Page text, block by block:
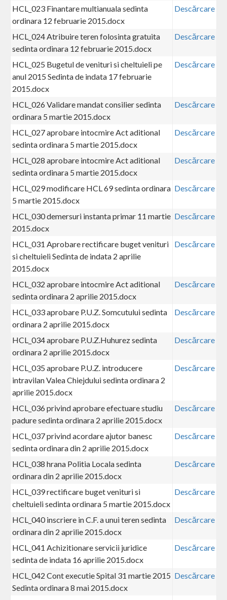
HCL_023 Finantare multianuala sedinta
ordinara 12 februarie 2015.docx
Descărcare
HCL_024 Atribuire teren folosinta gratuita
sedinta ordinara 12 februarie 2015.docx
Descărcare
HCL_025 Bugetul de venituri si cheltuieli pe
anul 2015 Sedinta de indata 17 februarie
2015.docx
Descărcare
HCL_026 Validare mandat consilier sedinta
ordinara 5 martie 2015.docx
Descărcare
HCL_027 aprobare intocmire Act aditional
sedinta ordinara 5 martie 2015.docx
Descărcare
HCL_028 aprobare intocmire Act aditional
sedinta ordinara 5 martie 2015.docx
Descărcare
HCL_029 modificare HCL 69 sedinta ordinara
5 martie 2015.docx
Descărcare
HCL_030 demersuri instanta primar 11 martie
2015.docx
Descărcare
HCL_031 Aprobare rectificare buget venituri
si cheltuieli Sedinta de indata 2 aprilie
2015.docx
Descărcare
HCL_032 aprobare intocmire Act aditional
sedinta ordinara 2 aprilie 2015.docx
Descărcare
HCL_033 aprobare P.U.Z. Somcutului sedinta
ordinara 2 aprilie 2015.docx
Descărcare
HCL_034 aprobare P.U.Z.Huhurez sedinta
ordinara 2 aprilie 2015.docx
Descărcare
HCL_035 aprobare P.U.Z. introducere
intravilan Valea Chiejdului sedinta ordinara 2
aprilie 2015.docx
Descărcare
HCL_036 privind aprobare efectuare studiu
padure sedinta ordinara 2 aprilie 2015.docx
Descărcare
HCL_037 privind acordare ajutor banesc
sedinta ordinara din 2 aprilie 2015.docx
Descărcare
HCL_038 hrana Politia Locala sedinta
ordinara din 2 aprilie 2015.docx
Descărcare
HCL_039 rectificare buget venituri si
cheltuieli sedinta ordinara 5 martie 2015.docx
Descărcare
HCL_040 inscriere in C.F. a unui teren sedinta
ordinara din 2 aprilie 2015.docx
Descărcare
HCL_041 Achizitionare servicii juridice
sedinta de indata 16 aprilie 2015.docx
Descărcare
HCL_042 Cont executie Spital 31 martie 2015
Sedinta ordinara 8 mai 2015.docx
Descărcare